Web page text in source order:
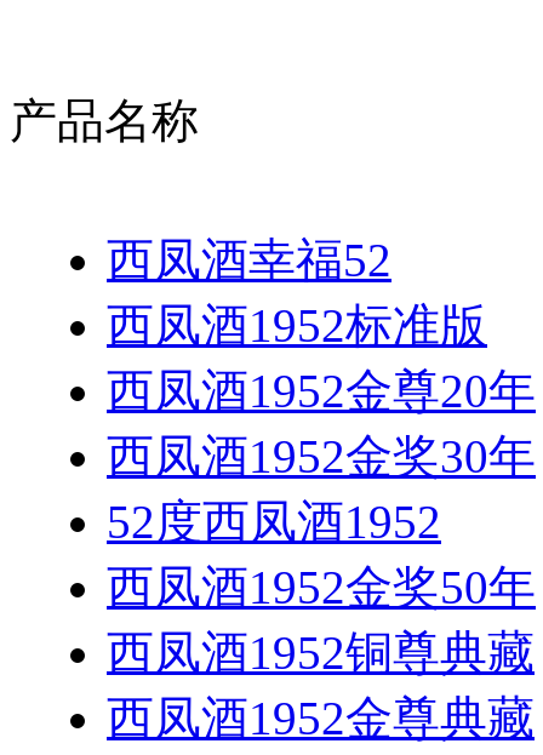
产品名称
西凤酒幸福52
西凤酒1952标准版
西凤酒1952金尊20年
西凤酒1952金奖30年
52度西凤酒1952
西凤酒1952金奖50年
西凤酒1952铜尊典藏
西凤酒1952金尊典藏